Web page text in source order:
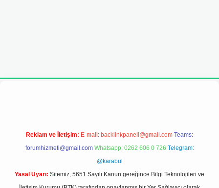
Reklam ve İletişim: E-mail: backlinkpaneli@gmail.com Teams:
forumhizmeti@gmail.com Whatsapp: 0262 606 0 726 Telegram:
@karabul
Yasal Uyarı: Sitemiz, 5651 Sayılı Kanun gereğince Bilgi Teknolojileri ve